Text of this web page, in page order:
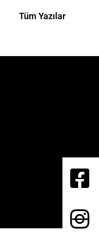
Tüm Yazılar